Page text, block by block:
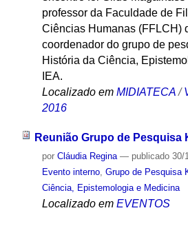
professor da Faculdade de
Ciências Humanas (FFLCH)
coordenador do grupo de
História da Ciência,
IEA.
Localizado em MIDIATECA /
2016
Reunião Grupo de Pesquisa
por Cláudia Regina — publicado30/
Evento interno, Grupo de Pesquisa
Ciência, Epistemologia e Medicina
Localizado em EVENTOS